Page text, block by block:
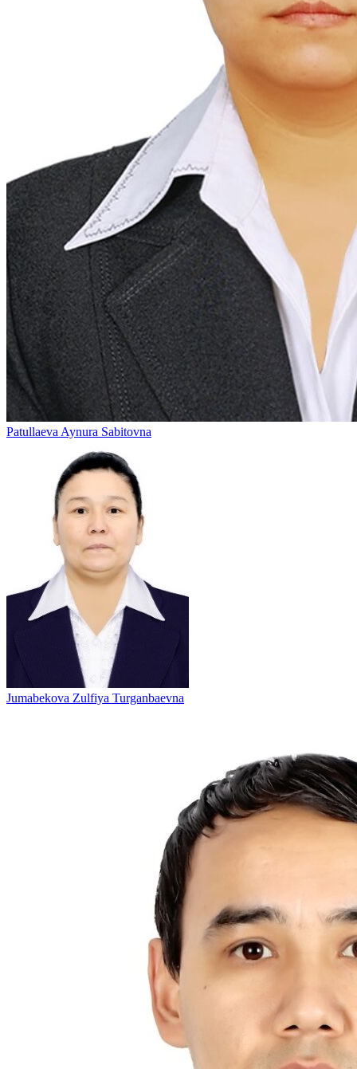
Patullaeva Aynura Sabitovna
Jumabekova Zulfiya Turganbaevna